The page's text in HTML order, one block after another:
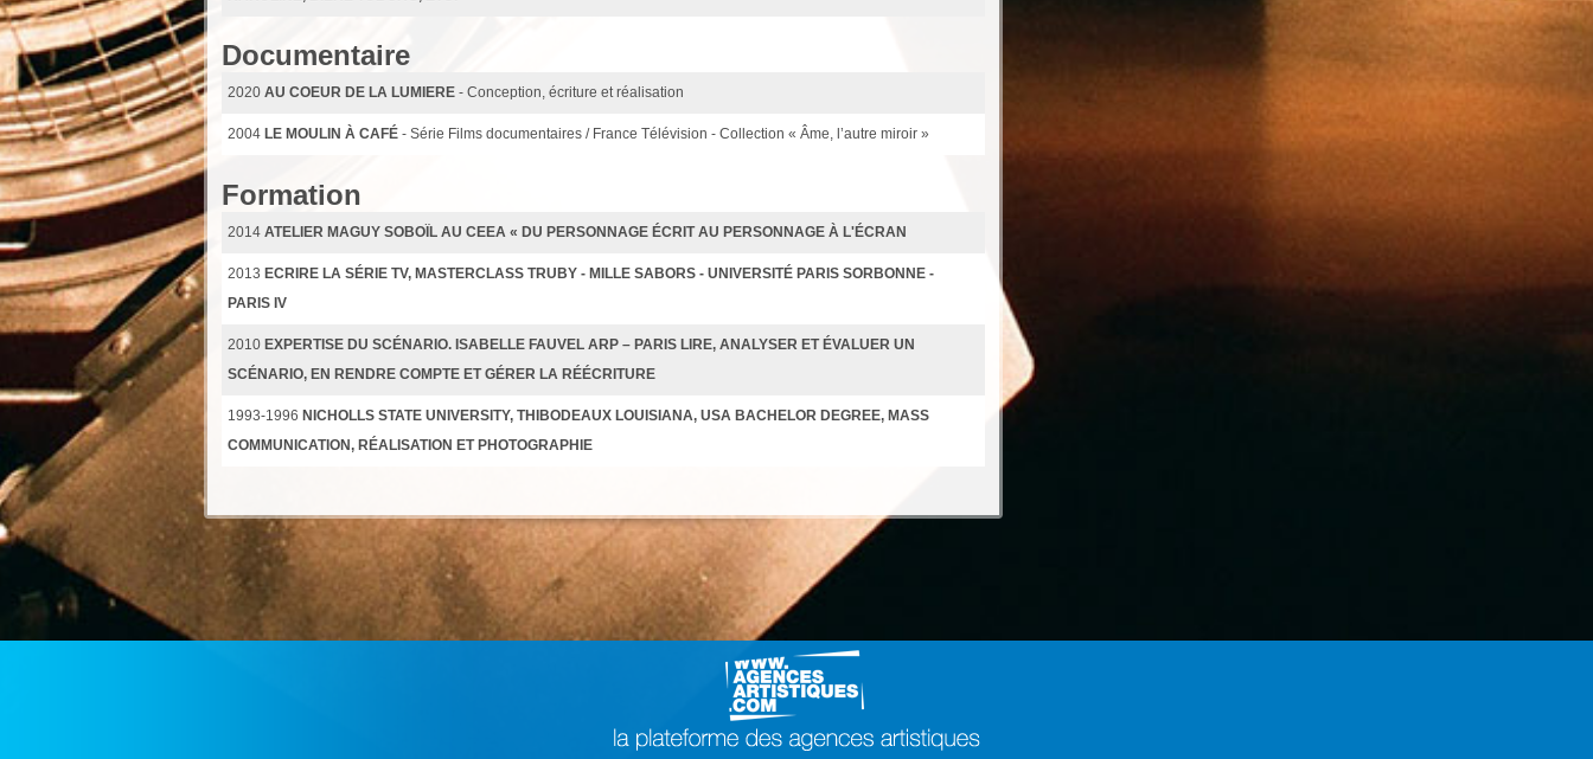
Documentaire
2020 AU COEUR DE LA LUMIERE - Conception, écriture et réalisation
2004 LE MOULIN À CAFÉ - Série Films documentaires / France Télévision - Collection « Âme, l’autre miroir »
Formation
2014 ATELIER MAGUY SOBOÏL AU CEEA « DU PERSONNAGE ÉCRIT AU PERSONNAGE À L'ÉCRAN
2013 ECRIRE LA SÉRIE TV, MASTERCLASS TRUBY - MILLE SABORS - UNIVERSITÉ PARIS SORBONNE -
PARIS IV
2010 EXPERTISE DU SCÉNARIO. ISABELLE FAUVEL ARP – PARIS LIRE, ANALYSER ET ÉVALUER UN
SCÉNARIO, EN RENDRE COMPTE ET GÉRER LA RÉÉCRITURE
1993-1996 NICHOLLS STATE UNIVERSITY, THIBODEAUX LOUISIANA, USA BACHELOR DEGREE, MASS
COMMUNICATION, RÉALISATION ET PHOTOGRAPHIE